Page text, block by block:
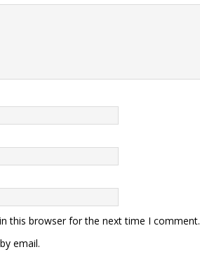
this browser for the next time I comment.
email.